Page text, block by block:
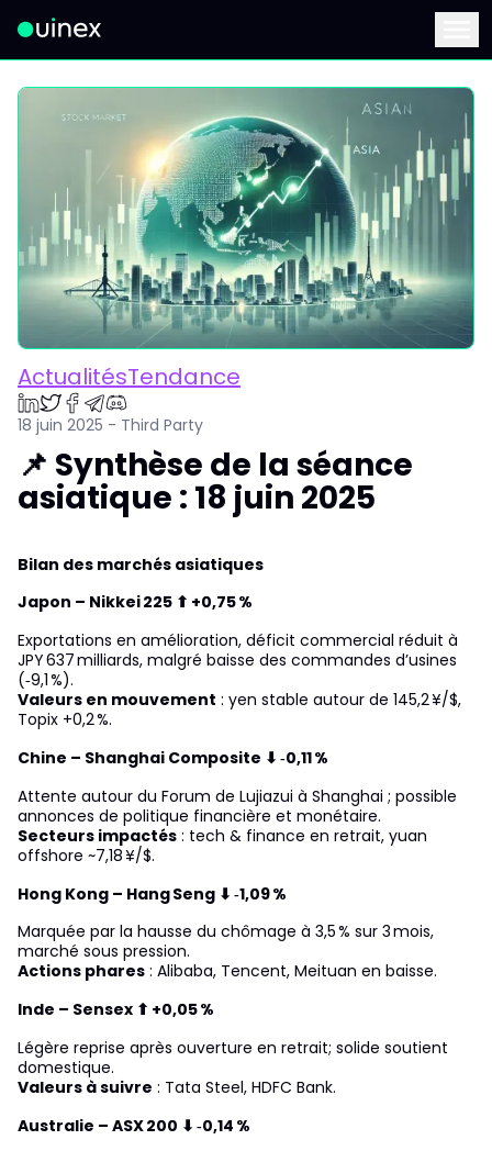
Ceci est le logo et, si vous cliquez dessus, vous serez
ActualitésTendance
18 juin 2025 - Third Party
📌 Synthèse de la séance
asiatique : 18 juin 2025
Bilan des marchés asiatiques
Japon – Nikkei 225 ⬆ +0,75 %
Exportations en amélioration, déficit commercial réduit à
JPY 637 milliards, malgré baisse des commandes d’usines
(‑9,1 %).
Valeurs en mouvement : yen stable autour de 145,2 ¥/$,
Topix +0,2 %.
Chine – Shanghai Composite ⬇ ‑0,11 %
Attente autour du Forum de Lujiazui à Shanghai ; possible
annonces de politique financière et monétaire.
Secteurs impactés : tech & finance en retrait, yuan
offshore ~7,18 ¥/$.
Hong Kong – Hang Seng ⬇ ‑1,09 %
Marquée par la hausse du chômage à 3,5 % sur 3 mois,
marché sous pression.
Actions phares : Alibaba, Tencent, Meituan en baisse.
Inde – Sensex ⬆ +0,05 %
Légère reprise après ouverture en retrait; solide soutient
domestique.
Valeurs à suivre : Tata Steel, HDFC Bank.
Australie – ASX 200 ⬇ ‑0,14 %